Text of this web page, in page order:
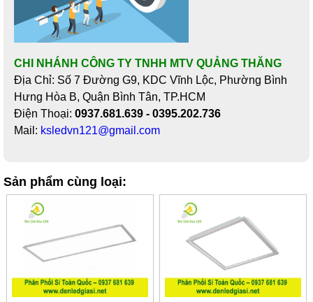
CHI NHÁNH CÔNG TY TNHH MTV QUẢNG THĂNG
Địa Chỉ: Số 7 Đường G9, KDC Vĩnh Lộc, Phường Bình
Hưng Hòa B, Quận Bình Tân, TP.HCM
Điện Thoại: 0937.681.639 - 0395.202.736
Mail: ksledvn121@gmail.com
Sản phẩm cùng loại: